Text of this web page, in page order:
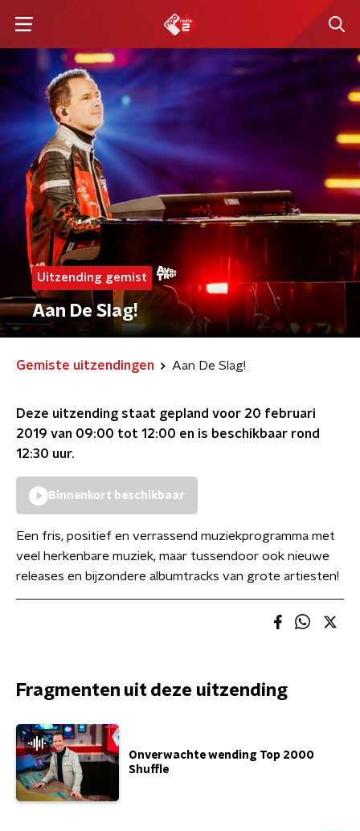
Uitzending gemist
Aan De Slag!
Gemiste uitzendingen Aan De Slag!
Deze uitzending staat gepland voor 20 februari
2019 van 09:00 tot 12:00 en is beschikbaar rond
12:30 uur.
Binnenkort beschikbaar
Een fris, positief en verrassend muziekprogramma met
veel herkenbare muziek, maar tussendoor ook nieuwe
releases en bijzondere albumtracks van grote artiesten!
Fragmenten uit deze uitzending
Onverwachte wending Top 2000
Shuffle